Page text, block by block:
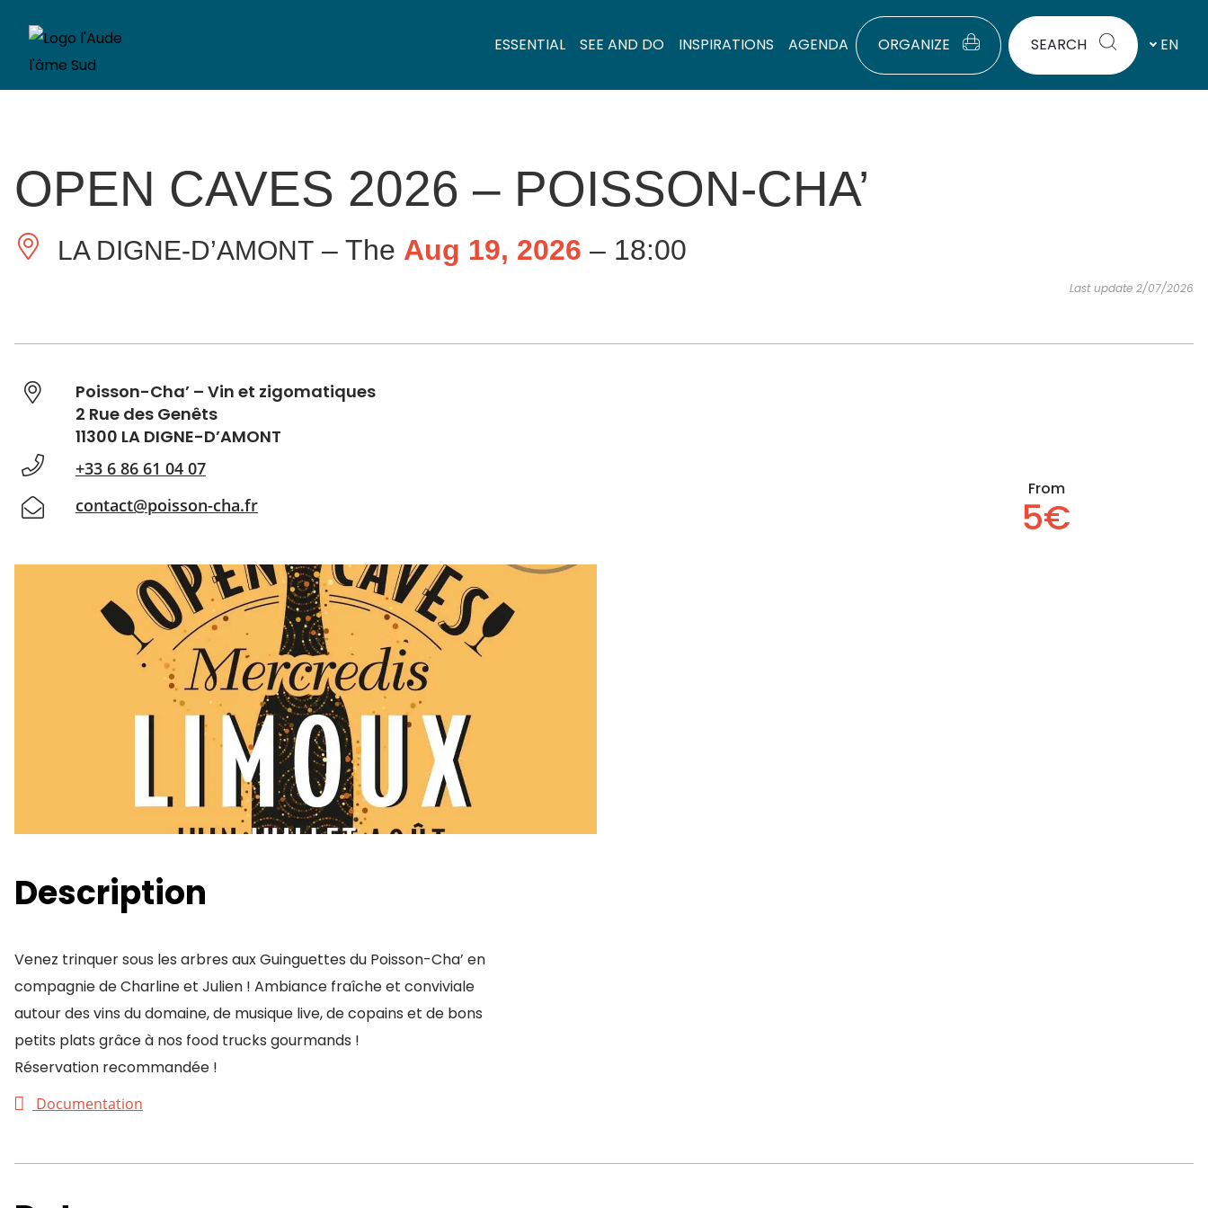
ESSENTIAL SEE AND DO INSPIRATIONS AGENDA ORGANIZE SEARCH EN
OPEN CAVES 2026 – POISSON-CHA’
LA DIGNE-D’AMONT – The Aug 19, 2026 – 18:00
Last update 2/07/2026
Poisson-Cha’ – Vin et zigomatiques
2 Rue des Genêts
11300 LA DIGNE-D’AMONT
+33 6 86 61 04 07
contact@poisson-cha.fr
From
5€
Description
Venez trinquer sous les arbres aux Guinguettes du Poisson-Cha’ en
compagnie de Charline et Julien ! Ambiance fraîche et conviviale
autour des vins du domaine, de musique live, de copains et de bons
petits plats grâce à nos food trucks gourmands !
Réservation recommandée !
Documentation